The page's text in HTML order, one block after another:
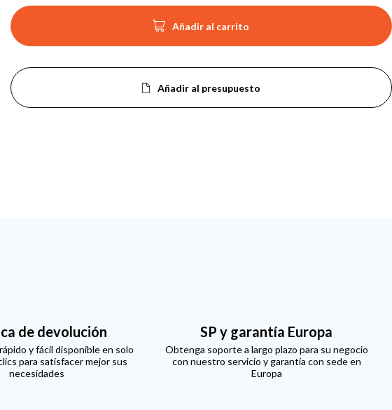
Añadir al carrito
Añadir al presupuesto
de devolución
y fácil disponible en solo
para satisfacer mejor sus
necesidades
SP y garantía Europa
Obtenga soporte a largo plazo para su negocio
con nuestro servicio y garantía con sede en
Europa